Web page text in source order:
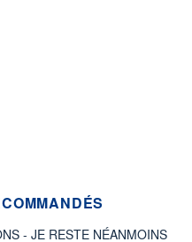
- JE RESTE NÉANMOINS